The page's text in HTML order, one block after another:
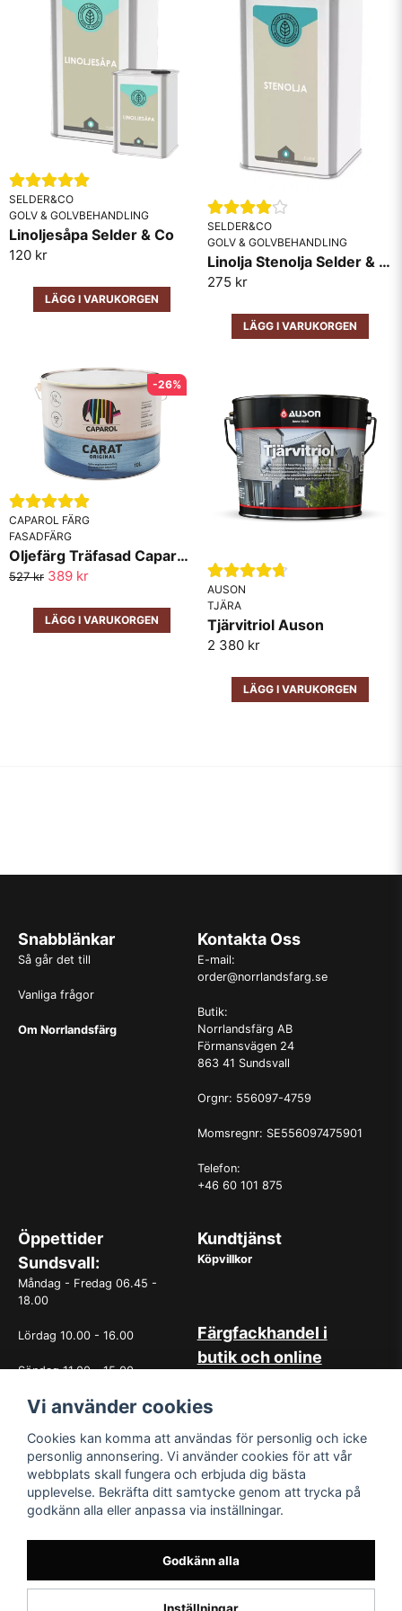
SELDER&CO
GOLV & GOLVBEHANDLING
Linoljesåpa Selder & Co
120 kr
LÄGG I VARUKORGEN
SELDER&CO
GOLV & GOLVBEHANDLING
Linolja Stenolja Selder & Co
275 kr
LÄGG I VARUKORGEN
CAPAROL FÄRG
FASADFÄRG
Oljefärg Träfasad Caparol Carat
527 kr 389 kr
LÄGG I VARUKORGEN
-26%
AUSON
TJÄRA
Tjärvitriol Auson
2 380 kr
LÄGG I VARUKORGEN
Snabblänkar
Så går det till
Vanliga frågor
Om Norrlandsfärg
Kontakta Oss
E-mail:
order@norrlandsfarg.se
Butik:
Norrlandsfärg AB
Förmansvägen 24
863 41 Sundsvall
Orgnr: 556097-4759
Momsregnr: SE556097475901
Telefon:
+46 60 101 875
Öppettider
Sundsvall:
Måndag - Fredag 06.45 -
18.00
Lördag 10.00 - 16.00
Söndag 11.00 - 15.00
OBS. Avvikande öppettider
Kundtjänst
Köpvillkor
Färgfackhandel i
butik och online
det sedan starten 1965 varit
kundservice. Du kan känna dig
trygg med köp hos oss
oavsett om det är i butiken i
Sundsvall eller online. Det går
lika bra att kontakta oss via
mail eller per telefon. Vår butik
med generösa öppettider har
funnits i över 50år.
Vi använder cookies
Cookies kan komma att användas för personlig och icke
personlig annonsering. Vi använder cookies för att vår
webbplats skall fungera och erbjuda dig bästa
upplevelse. Bekräfta ditt samtycke genom att trycka på
godkänn alla eller anpassa via inställningar.
Godkänn alla